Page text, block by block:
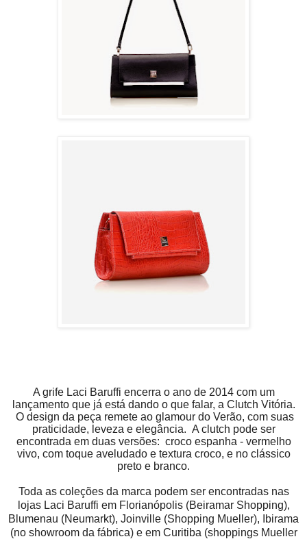
A grife Laci Baruffi encerra o ano de 2014 com um
lançamento que já está dando o que falar, a Clutch Vitória.
O design da peça remete ao glamour do Verão, com suas
praticidade, leveza e elegância. A clutch pode ser
encontrada em duas versões: croco espanha - vermelho
vivo, com toque aveludado e textura croco, e no clássico
preto e branco.
Toda as coleções da marca podem ser encontradas nas
lojas Laci Baruffi em Florianópolis (Beiramar Shopping),
Blumenau (Neumarkt), Joinville (Shopping Mueller), Ibirama
(no showroom da fábrica) e em Curitiba (shoppings Mueller